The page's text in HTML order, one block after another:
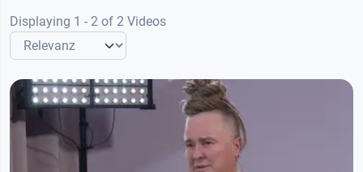
Displaying 1 - 2 of 2 Videos